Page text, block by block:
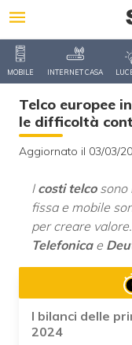
MOBILE INTERNET CASA
Telco europee
le difficoltà
Aggiornato il 03/03/
I costi telcosono
fissa e mobile
per creare
Telefonicae
I bilanci delle
2024